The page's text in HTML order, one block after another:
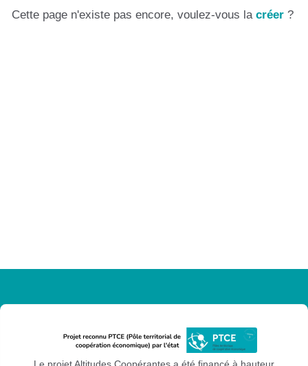
Cette page n'existe pas encore, voulez-vous la créer ?